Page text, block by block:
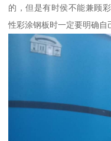
的，但是有时侯不能兼顾
性彩涂钢板时一定要明确自